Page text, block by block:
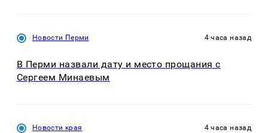
Новости Перми 4 часа назад
В Перми назвали дату и место прощания с
Сергеем Минаевым
Новости края 4 часа назад